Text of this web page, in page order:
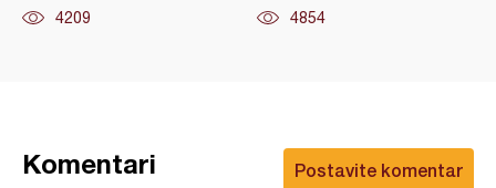
4209 4854
Postavite komentar
Komentari